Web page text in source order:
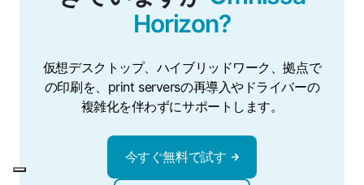
Horizon?
仮想デスクトップ、ハイブリッドワーク、拠点で
の印刷を、print serversの再導入やドライバーの
複雑化を伴わずにサポートします。
今すぐ無料で試す